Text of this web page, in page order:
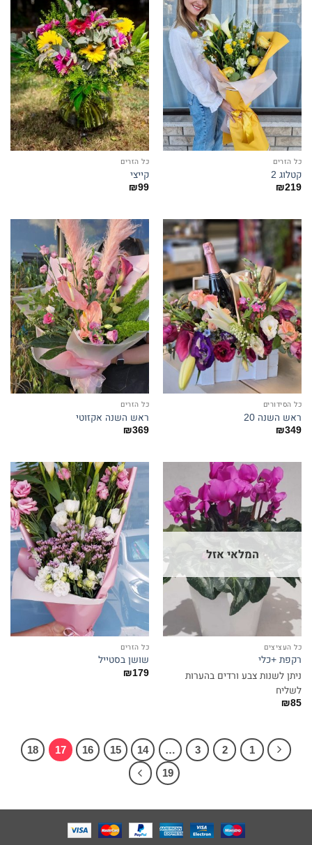
כל הזרים
קטלוג 2
₪219
כל הזרים
קייצי
₪99
כל הסידורים
ראש השנה 20
₪349
כל הזרים
ראש השנה אקזוטי
₪369
המלאי אזל
כל העציצים
רקפת +כלי
ניתן לשנות צבע ורדים בהערות
לשליח
₪85
כל הזרים
שושן בסטייל
₪179
1
2
3
…
14
15
16
17
18
19